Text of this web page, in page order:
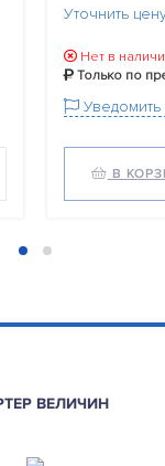
Уточнить
Нет в
Только по
В
ВЕЛИЧИН